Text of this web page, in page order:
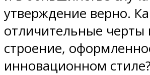
утверждение верно.
отличительные черты
строение,
инновационном